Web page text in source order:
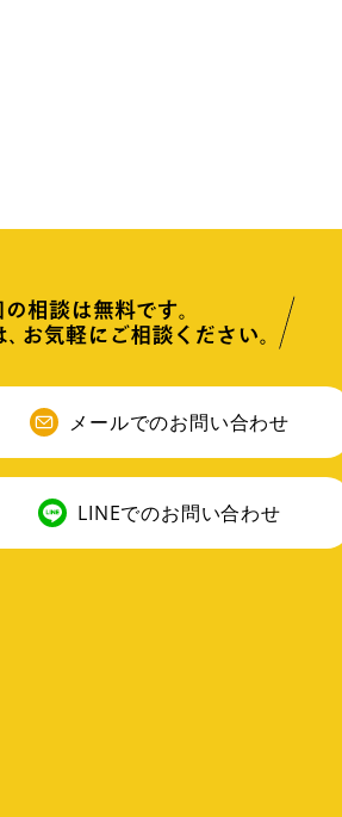
メールでのお問い合わせ
LINEでのお問い合わせ